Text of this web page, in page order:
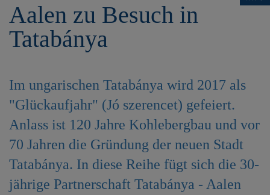
Aalen zu Besuch in
Tatabánya
Im ungarischen Tatabánya wird 2017 als
"Glückaufjahr" (Jó szerencet) gefeiert.
Anlass ist 120 Jahre Kohlebergbau und vor
70 Jahren die Gründung der neuen Stadt
Tatabánya. In diese Reihe fügt sich die 30-
jährige Partnerschaft Tatabánya - Aalen